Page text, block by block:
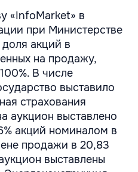
«InfoMarket» в
при Министерстве
акций в
на продажу,
В числе
выставило
страхования
аукцион выставлено
акций номиналом в
продажи в 20,83
выставлены